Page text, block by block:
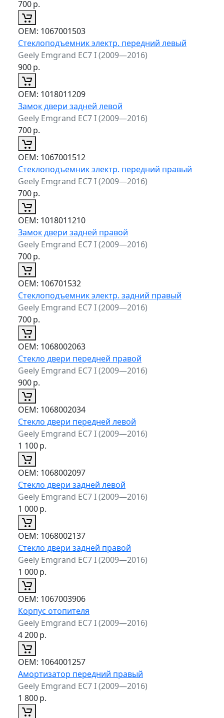
700р.
ОЕМ: 1067001503
Стеклоподъемник электр. передний левый
Geely Emgrand EC7 I (2009—2016)
900р.
ОЕМ: 1018011209
Замок двери задней левой
Geely Emgrand EC7 I (2009—2016)
700р.
ОЕМ: 1067001512
Стеклоподъемник электр. передний правый
Geely Emgrand EC7 I (2009—2016)
700р.
ОЕМ: 1018011210
Замок двери задней правой
Geely Emgrand EC7 I (2009—2016)
700р.
ОЕМ: 106701532
Стеклоподъемник электр. задний правый
Geely Emgrand EC7 I (2009—2016)
700р.
ОЕМ: 1068002063
Стекло двери передней правой
Geely Emgrand EC7 I (2009—2016)
900р.
ОЕМ: 1068002034
Стекло двери передней левой
Geely Emgrand EC7 I (2009—2016)
1 100р.
ОЕМ: 1068002097
Стекло двери задней левой
Geely Emgrand EC7 I (2009—2016)
1 000р.
ОЕМ: 1068002137
Стекло двери задней правой
Geely Emgrand EC7 I (2009—2016)
1 000р.
ОЕМ: 1067003906
Корпус отопителя
Geely Emgrand EC7 I (2009—2016)
4 200р.
ОЕМ: 1064001257
Амортизатор передний правый
Geely Emgrand EC7 I (2009—2016)
1 800р.